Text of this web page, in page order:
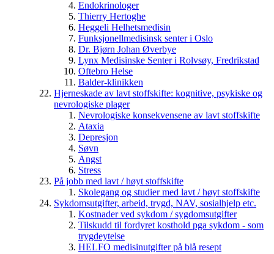
Endokrinologer
Thierry Hertoghe
Heggeli Helhetsmedisin
Funksjonellmedisinsk senter i Oslo
Dr. Bjørn Johan Øverbye
Lynx Medisinske Senter i Rolvsøy, Fredrikstad
Oftebro Helse
Balder-klinikken
Hjerneskade av lavt stoffskifte: kognitive, psykiske og
nevrologiske plager
Nevrologiske konsekvensene av lavt stoffskifte
Ataxia
Depresjon
Søvn
Angst
Stress
På jobb med lavt / høyt stoffskifte
Skolegang og studier med lavt / høyt stoffskifte
Sykdomsutgifter, arbeid, trygd, NAV, sosialhjelp etc.
Kostnader ved sykdom / sygdomsutgifter
Tilskudd til fordyret kosthold pga sykdom - som
trygdeytelse
HELFO medisinutgifter på blå resept